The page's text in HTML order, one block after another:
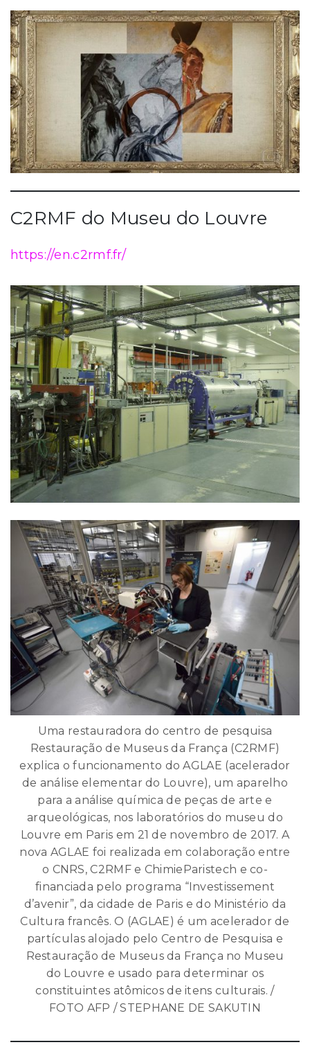
C2RMF do Museu do Louvre
https://en.c2rmf.fr/
Uma restauradora do centro de pesquisa
Restauração de Museus da França (C2RMF)
explica o funcionamento do AGLAE (acelerador
de análise elementar do Louvre), um aparelho
para a análise química de peças de arte e
arqueológicas, nos laboratórios do museu do
Louvre em Paris em 21 de novembro de 2017. A
nova AGLAE foi realizada em colaboração entre
o CNRS, C2RMF e ChimieParistech e co-
financiada pelo programa “Investissement
d’avenir”, da cidade de Paris e do Ministério da
Cultura francês. O (AGLAE) é um acelerador de
partículas alojado pelo Centro de Pesquisa e
Restauração de Museus da França no Museu
do Louvre e usado para determinar os
constituintes atômicos de itens culturais. /
FOTO AFP / STEPHANE DE SAKUTIN